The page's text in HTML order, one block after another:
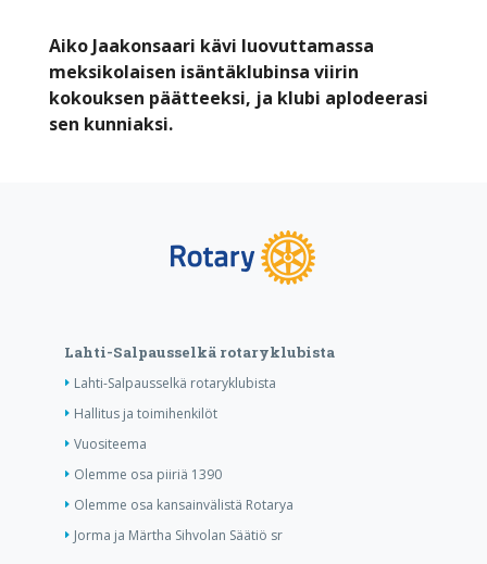
Aiko Jaakonsaari kävi luovuttamassa
meksikolaisen isäntäklubinsa viirin
kokouksen päätteeksi, ja klubi aplodeerasi
sen kunniaksi.
Lahti-Salpausselkä rotaryklubista
Lahti-Salpausselkä rotaryklubista
Hallitus ja toimihenkilöt
Vuositeema
Olemme osa piiriä 1390
Olemme osa kansainvälistä Rotarya
Jorma ja Märtha Sihvolan Säätiö sr